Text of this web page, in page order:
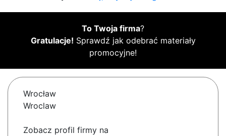
To Twoja firma?
Gratulacje! Sprawdź jak odebrać materiały
promocyjne!
Wrocław
Wroclaw
Zobacz profil firmy na